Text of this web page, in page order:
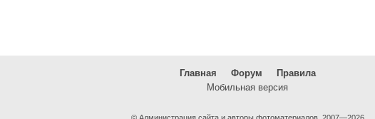
Главная Форум
Правила
Мобильная версия